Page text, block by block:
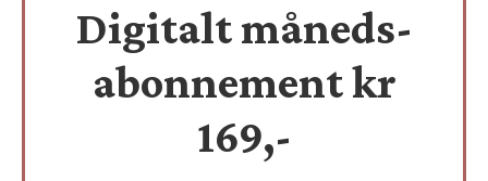
Digitalt måneds-
abonnement kr
169,-